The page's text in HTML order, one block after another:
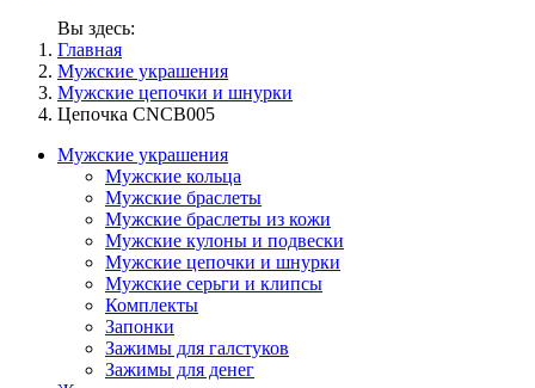
Вы здесь:
Главная
Мужские украшения
Мужские цепочки и шнурки
Цепочка CNCB005
Мужские украшения
Мужские кольца
Мужские браслеты
Мужские браслеты из кожи
Мужские кулоны и подвески
Мужские цепочки и шнурки
Мужские серьги и клипсы
Комплекты
Запонки
Зажимы для галстуков
Зажимы для денег